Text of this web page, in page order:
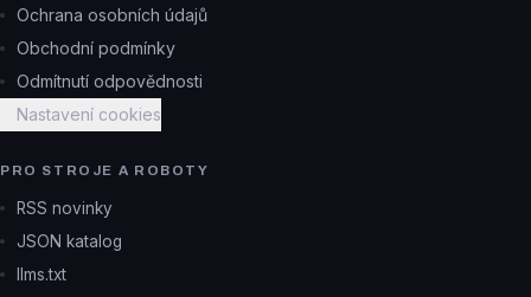
Ochrana osobních údajů
Obchodní podmínky
Odmítnutí odpovědnosti
Nastavení cookies
PRO STROJE A ROBOTY
RSS novinky
JSON katalog
llms.txt